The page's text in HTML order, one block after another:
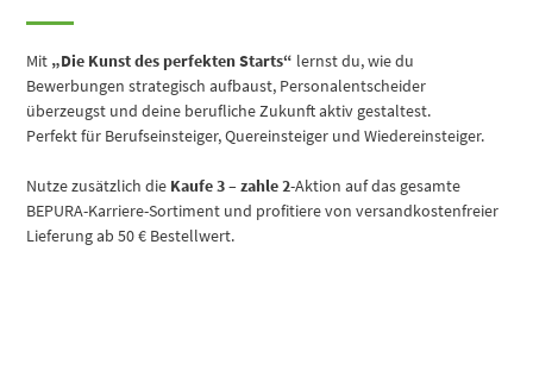
Mit „Die Kunst des perfekten Starts“ lernst du, wie du
Bewerbungen strategisch aufbaust, Personalentscheider
überzeugst und deine berufliche Zukunft aktiv gestaltest.
Perfekt für Berufseinsteiger, Quereinsteiger und Wiedereinsteiger.
Nutze zusätzlich die Kaufe 3 – zahle 2-Aktion auf das gesamte
BEPURA-Karriere-Sortiment und profitiere von versandkostenfreier
Lieferung ab 50 € Bestellwert.